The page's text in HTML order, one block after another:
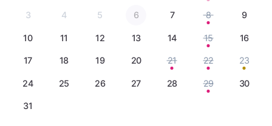
3 4 5 6 7 8 9
10 11 12 13 14 15 16
17 18 19 20 21 22 23
24 25 26 27 28 29 30
31